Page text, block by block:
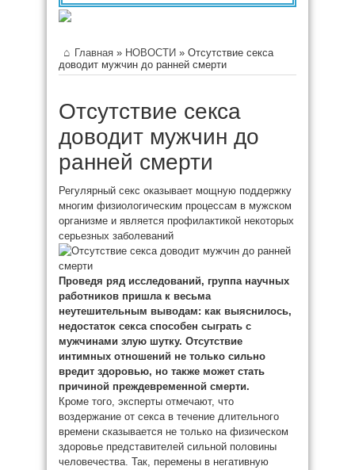
Главная » НОВОСТИ » Отсутствие секса
доводит мужчин до ранней смерти
Отсутствие секса
доводит мужчин до
ранней смерти
Регулярный секс оказывает мощную поддержку
многим физиологическим процессам в мужском
организме и является профилактикой некоторых
серьезных заболеваний
Проведя ряд исследований, группа научных
работников пришла к весьма
неутешительным выводам: как выяснилось,
недостаток секса способен сыграть с
мужчинами злую шутку. Отсутствие
интимных отношений не только сильно
вредит здоровью, но также может стать
причиной преждевременной смерти.
Кроме того, эксперты отмечают, что
воздержание от секса в течение длительного
времени сказывается не только на физическом
здоровье представителей сильной половины
человечества. Так, перемены в негативную